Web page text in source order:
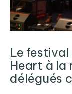
Le
Heart à la
délégués